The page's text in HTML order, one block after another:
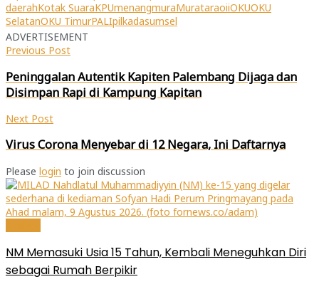
yang
baru)
yang
baru)
yang
baru)
daerahKotak SuaraKPUmenangmuraMurataraoiiOKUOKU
SelatanOKU TimurPALIpilkadasumsel
ADVERTISEMENT
Previous Post
Peninggalan Autentik Kapiten Palembang Dijaga dan
Disimpan Rapi di Kampung Kapitan
Next Post
Virus Corona Menyebar di 12 Negara, Ini Daftarnya
Please login to join discussion
NM Memasuki Usia 15 Tahun, Kembali Meneguhkan Diri
sebagai Rumah Berpikir